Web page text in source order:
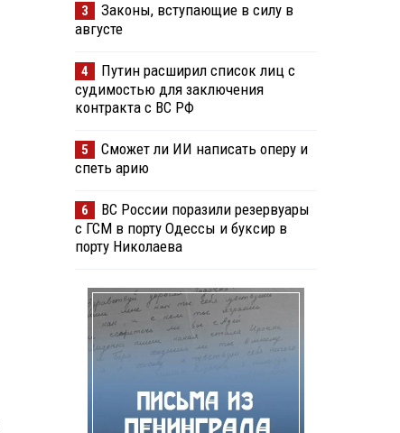
3
Законы, вступающие в силу в
августе
4
Путин расширил список лиц с
судимостью для заключения
контракта с ВС РФ
5
Сможет ли ИИ написать оперу и
спеть арию
6
ВС России поразили резервуары
с ГСМ в порту Одессы и буксир в
порту Николаева